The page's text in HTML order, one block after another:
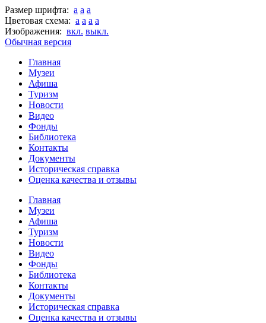
Размер шрифта: a a a
Цветовая схема: a a a a
Изображения: вкл. выкл.
Обычная версия
Главная
Музеи
Афиша
Туризм
Новости
Видео
Фонды
Библиотека
Контакты
Документы
Историческая справка
Оценка качества и отзывы
Главная
Музеи
Афиша
Туризм
Новости
Видео
Фонды
Библиотека
Контакты
Документы
Историческая справка
Оценка качества и отзывы